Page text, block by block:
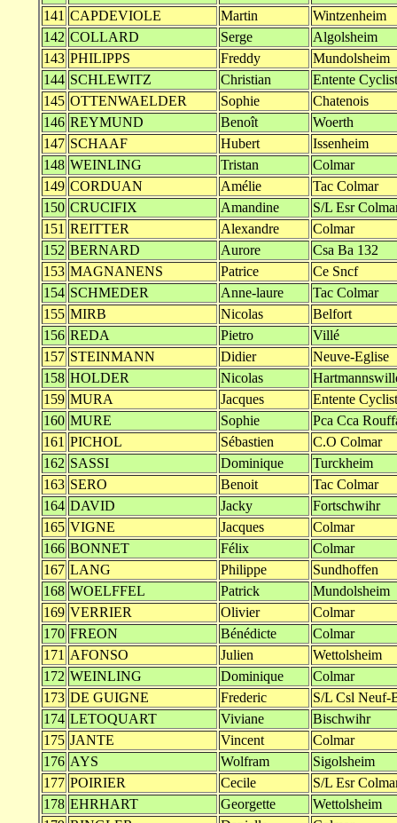
141 CAPDEVIOLE Martin
Wintzenheim
142 COLLARD Serge
Algolsheim
143 PHILIPPS Freddy
Mundolsheim
144 SCHLEWITZ Christian
Entente
145 OTTENWAELDER Sophie
Chatenois
146 REYMUND Benoît
Woerth
147 SCHAAF Hubert
Issenheim
148 WEINLING Tristan
Colmar
149 CORDUAN Amélie
Tac Colmar
150 CRUCIFIX Amandine
S/L Esr
151 REITTER Alexandre
Colmar
152 BERNARD Aurore
Csa Ba 132
153 MAGNANENS Patrice
Ce Sncf
154 SCHMEDER Anne-laure
Tac Colmar
155 MIRB Nicolas
Belfort
156 REDA Pietro
Villé
157 STEINMANN Didier
Neuve-Eglise
158 HOLDER Nicolas
159 MURA Jacques
Entente
160 MURE Sophie
Pca Cca
161 PICHOL Sébastien
C.O Colmar
162 SASSI Dominique
Turckheim
163 SERO Benoit
Tac Colmar
164 DAVID Jacky
Fortschwihr
165 VIGNE Jacques
Colmar
166 BONNET Félix
Colmar
167 LANG Philippe
Sundhoffen
168 WOELFFEL Patrick
Mundolsheim
169 VERRIER Olivier
Colmar
170 FREON Bénédicte
Colmar
171 AFONSO Julien
Wettolsheim
172 WEINLING Dominique
Colmar
173 DE GUIGNE Frederic
S/L Csl Neuf-
174 LETOQUART Viviane
Bischwihr
175 JANTE Vincent
Colmar
176 AYS Wolfram
Sigolsheim
177 POIRIER Cecile
S/L Esr
178 EHRHART Georgette
Wettolsheim